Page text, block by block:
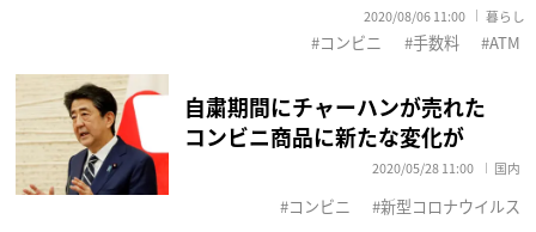
2020/08/06 11:00 暮らし
コンビニ 手数料 ATM
自粛期間にチャーハンが売れた
コンビニ商品に新たな変化が
2020/05/28 11:00 国内
コンビニ 新型コロナウイルス